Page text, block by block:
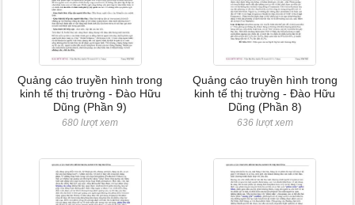
Quảng cáo truyền hình trong
kinh tế thị trường - Đào Hữu
Dũng (Phần 9)
680 lượt xem
Quảng cáo truyền hình trong
kinh tế thị trường - Đào Hữu
Dũng (Phần 8)
636 lượt xem